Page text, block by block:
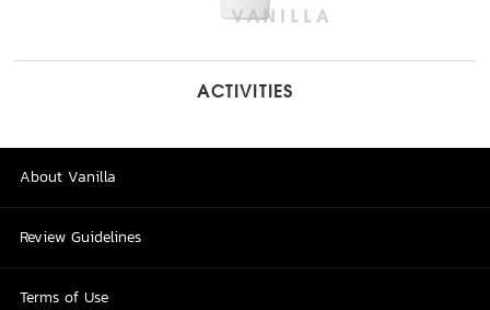
ACTIVITIES
About Vanilla
Review Guidelines
Terms of Use